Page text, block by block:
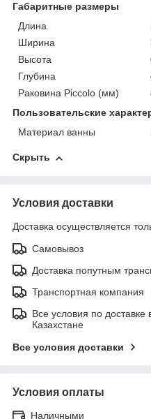
Габаритные размеры
Длина
Ширина
Высота
Глубина
Раковина Piccolo (мм)
Пользовательские
Материал ванны
Скрыть
Условия доставки
Доставка осуществляется
Самовывоз
Доставка попутным
Транспортная компания
Все условия по доставке
Казахстане
Все условия доставки
Условия оплаты
Наличными